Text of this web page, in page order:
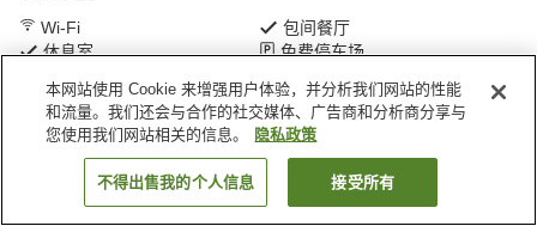
Wi-Fi
包间餐厅
休息室
免费停车场
首页 日本 奈良县 田原本町 田原本Maruto酱油Nipponia酒店
搜索客房
本网站使用 Cookie 来增强用户体验，并分析我们网站的性能
和流量。我们还会与合作的社交媒体、广告商和分析商分享与
您使用我们网站相关的信息。
隐私政策
不得出售我的个人信息 接受所有